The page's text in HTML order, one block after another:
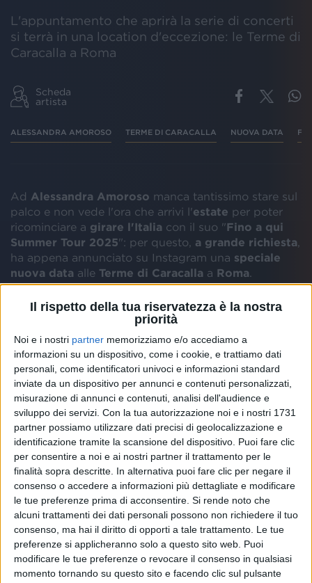
Il rispetto della tua riservatezza è la nostra
priorità
Noi e i nostri partner memorizziamo e/o accediamo a
informazioni su un dispositivo, come i cookie, e trattiamo dati
personali, come identificatori univoci e informazioni standard
inviate da un dispositivo per annunci e contenuti personalizzati,
misurazione di annunci e contenuti, analisi dell'audience e
sviluppo dei servizi. Con la tua autorizzazione noi e i nostri 1731
partner possiamo utilizzare dati precisi di geolocalizzazione e
identificazione tramite la scansione del dispositivo. Puoi fare clic
per consentire a noi e ai nostri partner il trattamento per le
finalità sopra descritte. In alternativa puoi fare clic per negare il
consenso o accedere a informazioni più dettagliate e modificare
le tue preferenze prima di acconsentire. Si rende noto che
alcuni trattamenti dei dati personali possono non richiedere il tuo
consenso, ma hai il diritto di opporti a tale trattamento. Le tue
preferenze si applicheranno solo a questo sito web. Puoi
modificare le tue preferenze o revocare il consenso in qualsiasi
momento tornando su questo sito e facendo clic sul pulsante
L'appuntamento che aprirà la serie di concerti
si terrà in una location d'eccezione: le Terme di
Caracalla a Roma
Scheda
artista
ALESSANDRA AMOROSO TERME DI CARACALLA NUOVA DATA
Ad Alessandra Amoroso manca tantissimo stare sul
palco e non vede l'ora che arrivi l'estate per poter
ricominciare a girare l'Italia con il suo "Fino a qui
Summer Tour 2025": per questo, a grande richiesta
ha appena annunciato su Instagram una speciale
nuova data alle Terme di Caracalla a Roma
Questo nuovo appuntamento, che aprirà la serie di
concerti estivi, si terrà il prossimo
Alessandra Amorosovedrà poi il suogran finale
Piazza del PlebiscitoaNapoli , il24 settembre.
Qui il calendario completodel "Fino a qui summer
tour 2025":
11 giugno 2025 – ROMA – Terme di Caracalla
DATA
26 giugno 2025 - FERRARA – “Ferrara Summer
Festival” - Piazza Ariostea
3 luglio 2025 - MAROSTICA (VI) – “Marostica
Summer Festival Volksbank”
12 luglio 2025 - TAORMINA (ME) - “Sotto Il Vulcano
Fest” - Teatro Antico
18 luglio 2025 - ASTI – Astimusica, Piazza Alfieri
20 luglio 2025 - CERNOBBIO (CO) – “Lake Sound
Park”, Villa Erba (Ex Galoppatoio)